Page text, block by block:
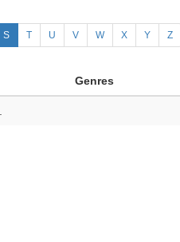
S T U V W X Y Z
Genres